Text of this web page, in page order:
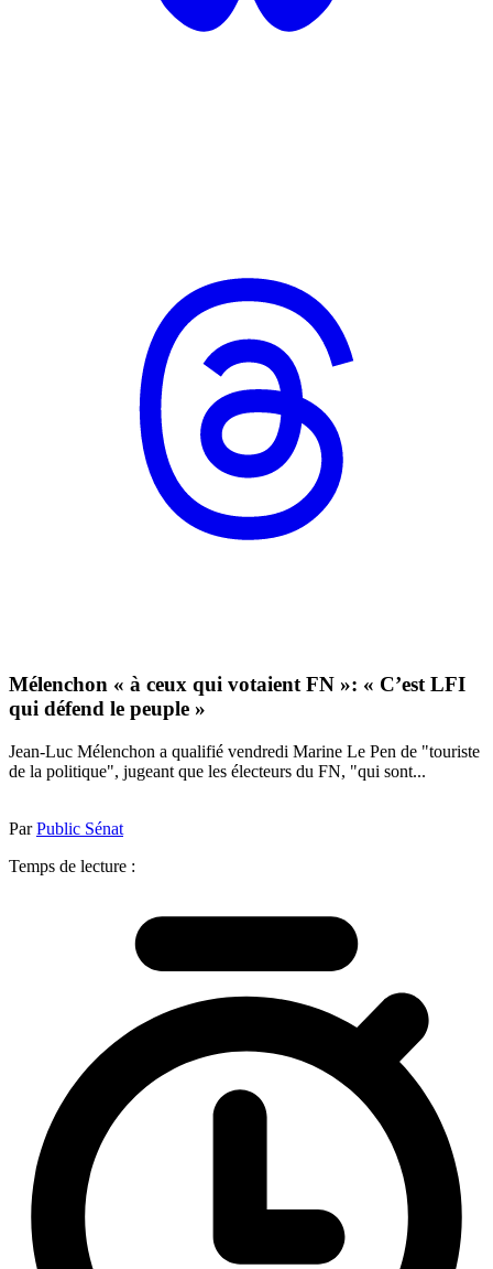
Mélenchon « à ceux qui votaient FN »: « C’est LFI
qui défend le peuple »
Jean-Luc Mélenchon a qualifié vendredi Marine Le Pen de "touriste
de la politique", jugeant que les électeurs du FN, "qui sont...
ParPublic Sénat
Temps de lecture :